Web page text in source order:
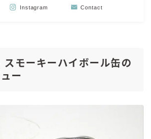
Instagram Contact
スモーキーハイボール缶の
ー